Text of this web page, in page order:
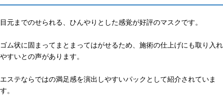
目元までのせられる、ひんやりとした感覚が好評のマスクです。
ゴム状に固まってまとまってはがせるため、施術の仕上げにも取り入れ
やすいとの声があります。
エステならではの満足感を演出しやすいパックとして紹介されていま
す。